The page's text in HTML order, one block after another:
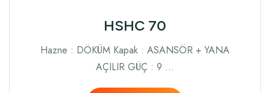
HSHC 70
Hazne : DÖKÜM Kapak : ASANSÖR + YANA
AÇILIR GÜÇ : 9 …